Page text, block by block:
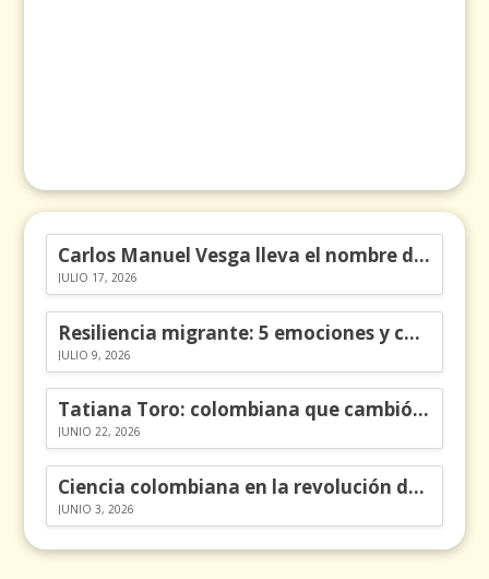
Carlos Manuel Vesga lleva el nombre de Colombia a los Emmy
JULIO 17, 2026
Resiliencia migrante: 5 emociones y cómo gestionarlas
JULIO 9, 2026
Tatiana Toro: colombiana que cambió la historia de las matemáticas
JUNIO 22, 2026
Ciencia colombiana en la revolución de los órganos en chips
JUNIO 3, 2026